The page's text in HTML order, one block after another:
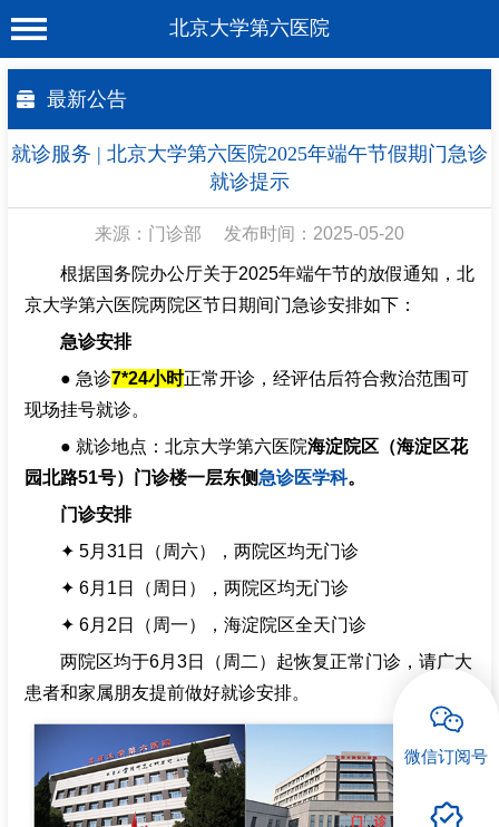
北京大学第六医院
医院概况
工作动态
专家介绍
就诊服务
健康科普
合作支援
最新公告
就诊服务 | 北京大学第六医院2025年端午节假期门急诊
就诊提示
来源：门诊部 发布时间：2025-05-20
根据国务院办公厅关于2025年端午节的放假通知，北
京大学第六医院两院区节日期间门急诊安排如下：
急诊安排
● 急诊7*24小时正常开诊，经评估后符合救治范围可
现场挂号就诊。
● 就诊地点：北京大学第六医院海淀院区（海淀区花
园北路51号）门诊楼一层东侧急诊医学科。
门诊安排
✦ 5月31日（周六），两院区均无门诊
✦ 6月1日（周日），两院区均无门诊
✦ 6月2日（周一），海淀院区全天门诊
两院区均于6月3日（周二）起恢复正常门诊，请广大
患者和家属朋友提前做好就诊安排。
微信订阅号